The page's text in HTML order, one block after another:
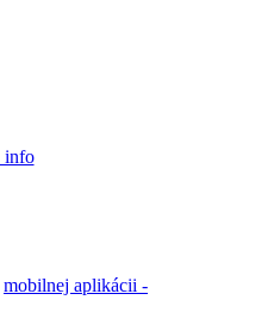
mobilnej aplikácii -